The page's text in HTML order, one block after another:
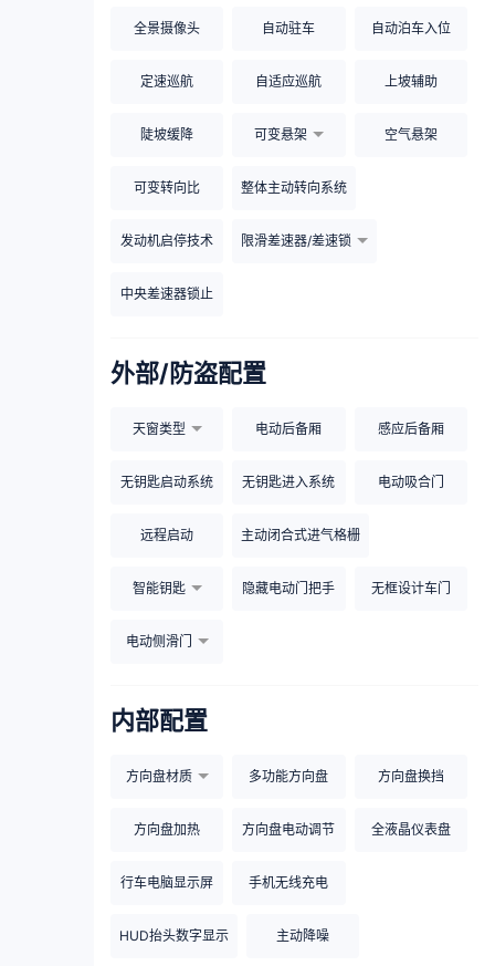
全景摄像头 自动驻车 自动泊车入位
定速巡航 自适应巡航 上坡辅助
陡坡缓降 可变悬架 空气悬架
可变转向比 整体主动转向系统
发动机启停技术 限滑差速器/差速锁
中央差速器锁止
外部/防盗配置
天窗类型 电动后备厢 感应后备厢
无钥匙启动系统 无钥匙进入系统 电动吸合门
远程启动 主动闭合式进气格栅
智能钥匙 隐藏电动门把手 无框设计车门
电动侧滑门
内部配置
方向盘材质 多功能方向盘 方向盘换挡
方向盘加热 方向盘电动调节 全液晶仪表盘
行车电脑显示屏 手机无线充电
HUD抬头数字显示 主动降噪